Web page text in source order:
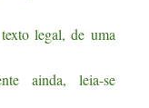
legal, de uma
ainda, leia-se